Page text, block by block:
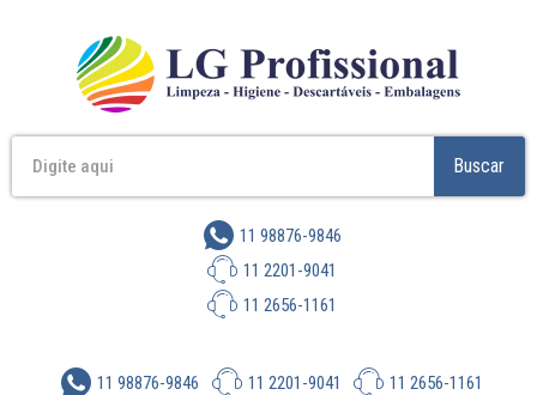
Buscar
11 98876-9846
11 2201-9041
11 2656-1161
11 98876-9846 11 2201-9041 11 2656-1161